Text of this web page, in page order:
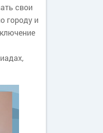
свои
городу и